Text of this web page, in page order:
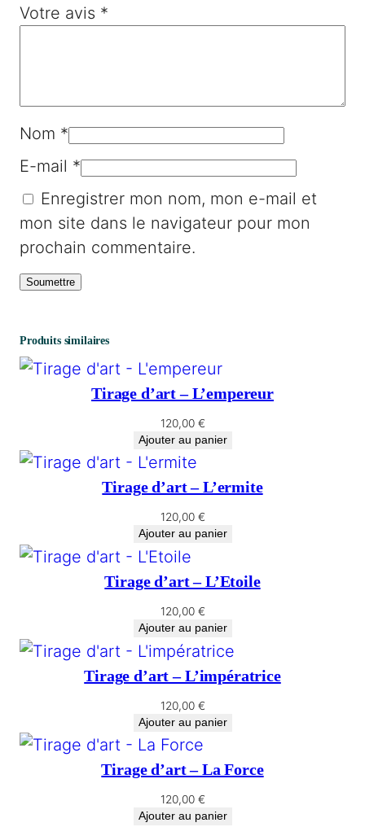
Votre avis *
Nom *
E-mail *
Enregistrer mon nom, mon e-mail et
mon site dans le navigateur pour mon
prochain commentaire.
Produits similaires
Tirage d’art – L’empereur
120,00 €
Ajouter au panier
Tirage d’art – L’ermite
120,00 €
Ajouter au panier
Tirage d’art – L’Etoile
120,00 €
Ajouter au panier
Tirage d’art – L’impératrice
120,00 €
Ajouter au panier
Tirage d’art – La Force
120,00 €
Ajouter au panier